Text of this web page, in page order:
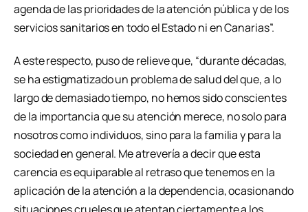
agenda de las prioridades de la atención pública y de los
servicios sanitarios en todo el Estado ni en Canarias”.
A este respecto, puso de relieve que, “durante décadas,
se ha estigmatizado un problema de salud del que, a lo
largo de demasiado tiempo, no hemos sido conscientes
de la importancia que su atención merece, no solo para
nosotros como individuos, sino para la familia y para la
sociedad en general. Me atrevería a decir que esta
carencia es equiparable al retraso que tenemos en la
aplicación de la atención a la dependencia, ocasionando